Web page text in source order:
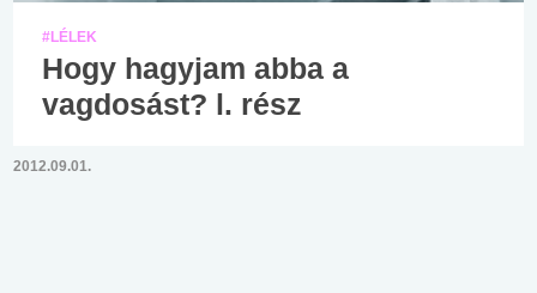
#LÉLEK
Hogy hagyjam abba a
vagdosást? l. rész
2012.09.01.